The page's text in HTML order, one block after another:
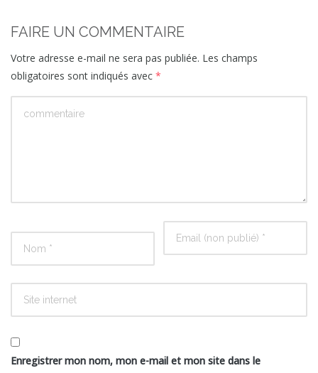
FAIRE UN COMMENTAIRE
Votre adresse e-mail ne sera pas publiée. Les champs
obligatoires sont indiqués avec *
Enregistrer mon nom, mon e-mail et mon site dans le